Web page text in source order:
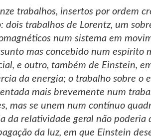
trabalhos, insertos por ordem
dois trabalhos de Lorentz, um
num sistema em
mas concebido num
e outro, também de Einstein,
da energia; o trabalho sobre o
mais brevemente num
mas se unem num contínuo
da relatividade geral não
da luz, em que Einstein